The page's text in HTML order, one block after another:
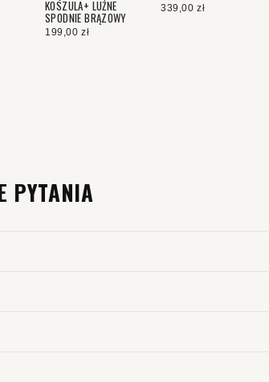
KOSZULA+ LUŹNE
SPODNIE BRĄZOWY
199,00 zł
339,00 zł
PYTANIA